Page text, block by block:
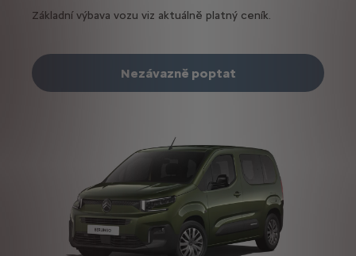
Základní výbava vozu viz aktuálně platný ceník.
Nezávazně poptat